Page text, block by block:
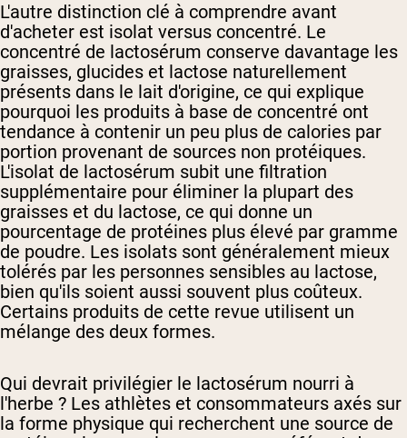
L'autre distinction clé à comprendre avant
d'acheter est isolat versus concentré. Le
concentré de lactosérum conserve davantage les
graisses, glucides et lactose naturellement
présents dans le lait d'origine, ce qui explique
pourquoi les produits à base de concentré ont
tendance à contenir un peu plus de calories par
portion provenant de sources non protéiques.
L'isolat de lactosérum subit une filtration
supplémentaire pour éliminer la plupart des
graisses et du lactose, ce qui donne un
pourcentage de protéines plus élevé par gramme
de poudre. Les isolats sont généralement mieux
tolérés par les personnes sensibles au lactose,
bien qu'ils soient aussi souvent plus coûteux.
Certains produits de cette revue utilisent un
mélange des deux formes.
Qui devrait privilégier le lactosérum nourri à
l'herbe ? Les athlètes et consommateurs axés sur
la forme physique qui recherchent une source de